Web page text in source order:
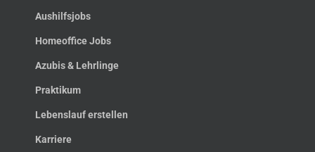
Aushilfsjobs
Homeoffice Jobs
Azubis & Lehrlinge
Praktikum
Lebenslauf erstellen
Karriere